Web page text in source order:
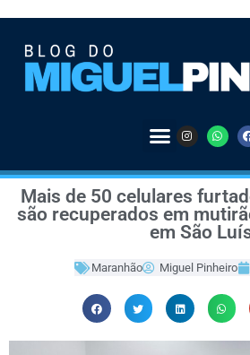
Mais de 50 celulares
são recuperados em
em São
Maranhão Miguel Pinheiro